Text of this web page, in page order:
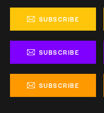
SUBSCRIBE
SUBSCRIBE
SUBSCRIBE